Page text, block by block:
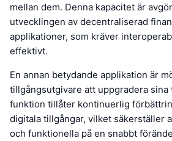
mellan dem. Denna kapacitet är
utvecklingen av decentraliserad
applikationer, som kräver
effektivt.
En annan betydande applikation är
tillgångsutgivare att uppgradera sina
funktion tillåter kontinuerlig
digitala tillgångar, vilket säkerställer
och funktionella på en snabbt